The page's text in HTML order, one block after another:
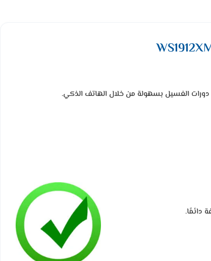
الغسيل بسهولة من خلال الهاتف الذكي.
دائمًا.